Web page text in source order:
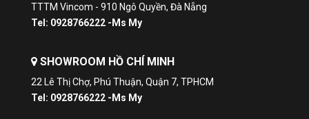
TTTM Vincom - 910 Ngô Quyền, Đà Nẵng
Tel: 0928766222 -Ms My
SHOWROOM HỒ CHÍ MINH
22 Lê Thị Chợ, Phú Thuận, Quận 7, TPHCM
Tel: 0928766222 -Ms My